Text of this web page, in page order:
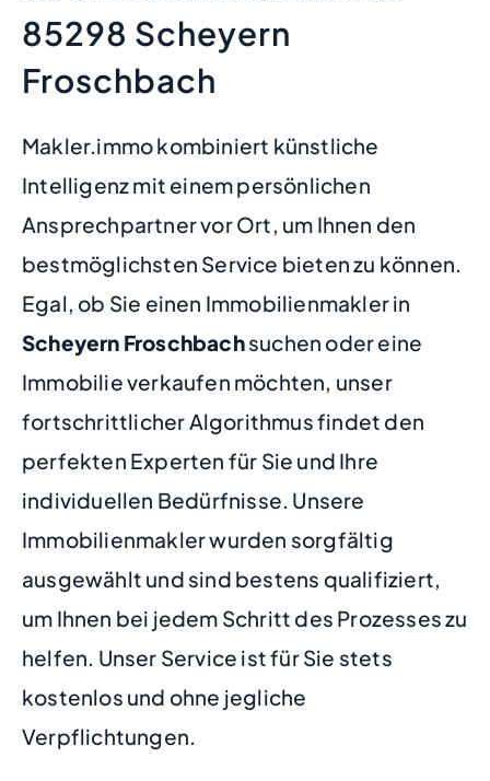
85298 Scheyern
Froschbach
Makler.immo kombiniert künstliche
Intelligenz mit einem persönlichen
Ansprechpartner vor Ort, um Ihnen den
bestmöglichsten Service bieten zu können.
Egal, ob Sie einen Immobilienmakler in
Scheyern Froschbachsuchen oder eine
Immobilie verkaufen möchten, unser
fortschrittlicher Algorithmus findet den
perfekten Experten für Sie und Ihre
individuellen Bedürfnisse. Unsere
Immobilienmakler wurden sorgfältig
ausgewählt und sind bestens qualifiziert,
um Ihnen bei jedem Schritt des Prozesses zu
helfen. Unser Service ist für Sie stets
kostenlos und ohne jegliche
Verpflichtungen.